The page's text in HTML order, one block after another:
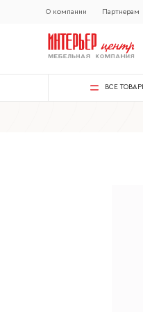
О компании Партнерам
ВСЕ